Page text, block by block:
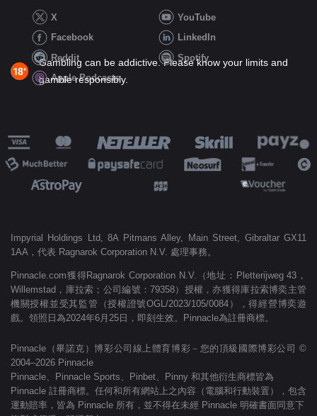
X
YouTube
Facebook
LinkedIn
Reddit
Spotify
Apple Podcasts
Gambling can be addictive. Please know your limits and
gamble responsibly.
Impyrial Holdings Ltd, 8A Pitmans Alley, Main Street, Gibraltar GX11
1AA，代表 Ragnarok Corporation N.V. 處理事務。
Pinnacle.com獲得Ragnarok Corporation N.V.（地址：Pletterijweg 43，
Willemstad，庫拉索；公司編號：79358）授權，亦獲得庫拉索博奕主管
機關授權並受其監管（授權證號OGL/2023/105/0084），得經營博奕遊
戲。領照日為2024年6月25日，即刻生效。Pinnacle為註冊商標。
Pinnacle（畢諾克）博彩公司線上體育博彩－您的頂級國際博彩公司 ©
2004–2026 Pinnacle
Pinnacle、Pinnacle Sports、Pinbet、Pinny 和其他衍生商標皆為
Pinnacle 註冊商標。任何和所有網站上之內容（電腦和行動裝置），包含
運動賠率，皆為 Pinnacle 所有，並不得在未經 Pinnacle 明確書面同意下